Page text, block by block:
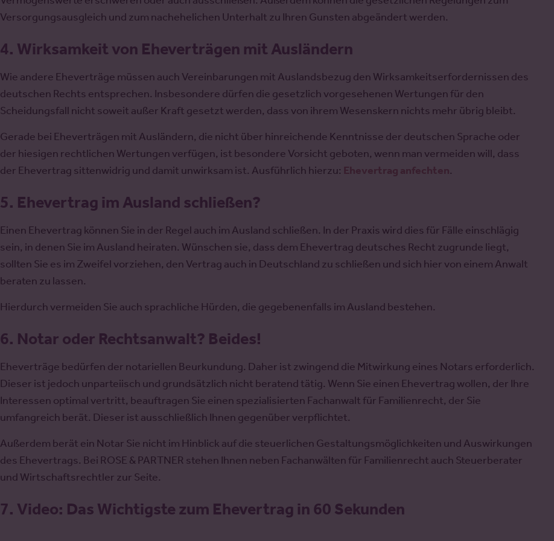
Versorgungsausgleich und zum nachehelichen Unterhalt zu Ihren Gunsten abgeändert werden.
4. Wirksamkeit von Eheverträgen mit Ausländern
Wie andere Eheverträge müssen auch Vereinbarungen mit Auslandsbezug den Wirksamkeitserfordernissen des
deutschen Rechts entsprechen. Insbesondere dürfen die gesetzlich vorgesehenen Wertungen für den
Scheidungsfall nicht soweit außer Kraft gesetzt werden, dass von ihrem Wesenskern nichts mehr übrig bleibt.
Gerade bei Eheverträgen mit Ausländern, die nicht über hinreichende Kenntnisse der deutschen Sprache oder
der hiesigen rechtlichen Wertungen verfügen, ist besondere Vorsicht geboten, wenn man vermeiden will, dass
der Ehevertrag sittenwidrig und damit unwirksam ist. Ausführlich hierzu: Ehevertrag anfechten.
5. Ehevertrag im Ausland schließen?
Einen Ehevertrag können Sie in der Regel auch im Ausland schließen. In der Praxis wird dies für Fälle einschlägig
sein, in denen Sie im Ausland heiraten. Wünschen sie, dass dem Ehevertrag deutsches Recht zugrunde liegt,
sollten Sie es im Zweifel vorziehen, den Vertrag auch in Deutschland zu schließen und sich hier von einem Anwalt
beraten zu lassen.
Hierdurch vermeiden Sie auch sprachliche Hürden, die gegebenenfalls im Ausland bestehen.
6. Notar oder Rechtsanwalt? Beides!
Eheverträge bedürfen der notariellen Beurkundung. Daher ist zwingend die Mitwirkung eines Notars erforderlich.
Dieser ist jedoch unparteiisch und grundsätzlich nicht beratend tätig. Wenn Sie einen Ehevertrag wollen, der Ihre
Interessen optimal vertritt, beauftragen Sie einen spezialisierten Fachanwalt für Familienrecht, der Sie
umfangreich berät. Dieser ist ausschließlich Ihnen gegenüber verpflichtet.
Außerdem berät ein Notar Sie nicht im Hinblick auf die steuerlichen Gestaltungsmöglichkeiten und Auswirkungen
des Ehevertrags. Bei ROSE & PARTNER stehen Ihnen neben Fachanwälten für Familienrecht auch Steuerberater
und Wirtschaftsrechtler zur Seite.
7. Video: Das Wichtigste zum Ehevertrag in 60 Sekunden